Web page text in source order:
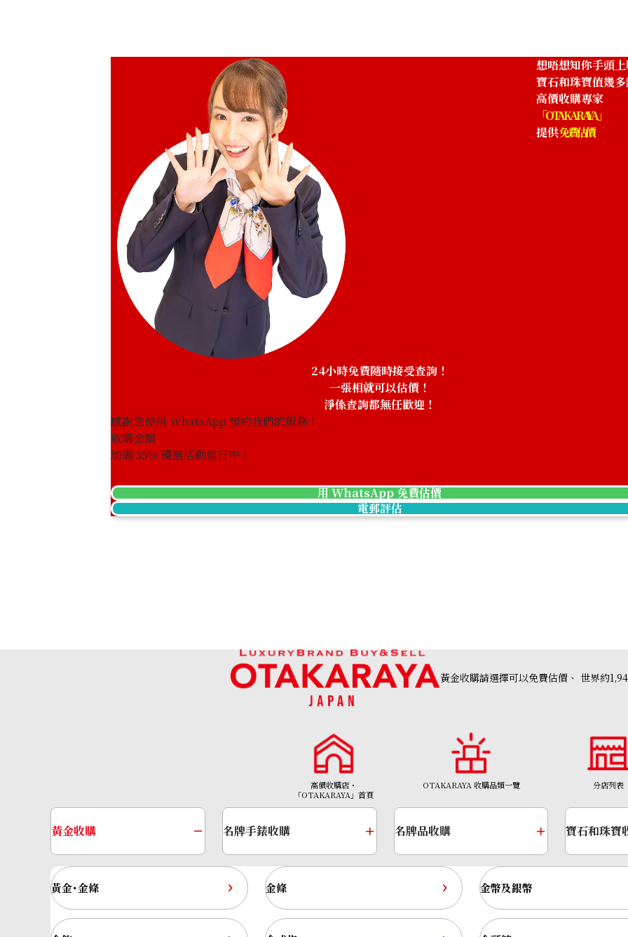
Cat’s eye ring 2.77ct
HKD 4,709.79 HKD 4,764.56
Chrysoberyl cat’s eye ring 2.4ct
想唔想知你手頭
寶石和珠寶值幾
高價收購專家
「OTAKARAYA」
提供免費估價
24小時免費隨時接受查詢！
一張相就可以估價！
淨係查詢都無任歡迎！
感謝您使用 WhatsApp 預約我們的服務！
收購金額
加碼35% 優惠活動進行中！
用 WhatsApp 免費估價
電郵評估
黃金收購請選擇可以免費估價、 世界約
高價收購店・
「OTAKARAYA」首頁
OTAKARAYA 收購品類一覽 分店列表
黃金收購
黃金･金條 金條 金幣及銀幣
名牌手錶收購 名牌品收購 寶石和珠寶